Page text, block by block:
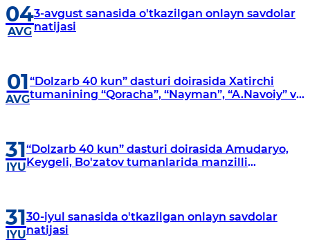
04
AVG
3-avgust sanasida o'tkazilgan onlayn savdolar
natijasi
01
AVG
“Dolzarb 40 kun” dasturi doirasida Xatirchi
tumanining “Qoracha”, “Nayman”, “A.Navoiy” va
31
IYU
“Dolzarb 40 kun” dasturi doirasida Amudaryo,
Keygeli, Bo'zatov tumanlarida manzilli
31
IYU
30-iyul sanasida o'tkazilgan onlayn savdolar
natijasi